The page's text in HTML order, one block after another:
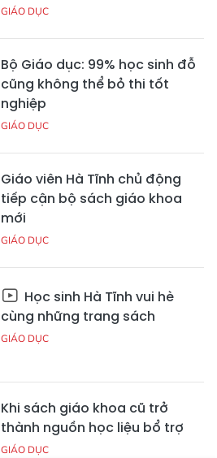
GIÁO DỤC
Bộ Giáo dục: 99% học sinh đỗ
cũng không thể bỏ thi tốt
nghiệp
GIÁO DỤC
Giáo viên Hà Tĩnh chủ động
tiếp cận bộ sách giáo khoa
mới
GIÁO DỤC
Học sinh Hà Tĩnh vui hè
cùng những trang sách
GIÁO DỤC
Khi sách giáo khoa cũ trở
thành nguồn học liệu bổ trợ
GIÁO DỤC